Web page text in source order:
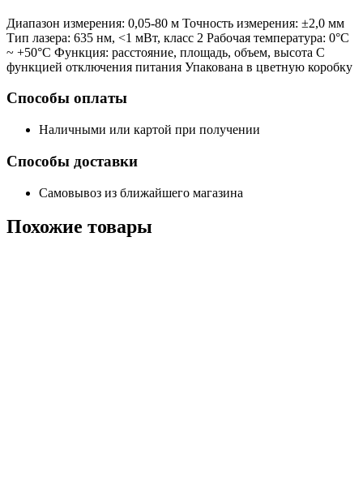
Диапазон измерения: 0,05-80 м Точность измерения: ±2,0 мм
Тип лазера: 635 нм, <1 мВт, класс 2 Рабочая температура: 0°C
~ +50°C Функция: расстояние, площадь, объем, высота С
функцией отключения питания Упакована в цветную коробку
Способы оплаты
Наличными или картой при получении
Способы доставки
Самовывоз из ближайшего магазина
Похожие товары